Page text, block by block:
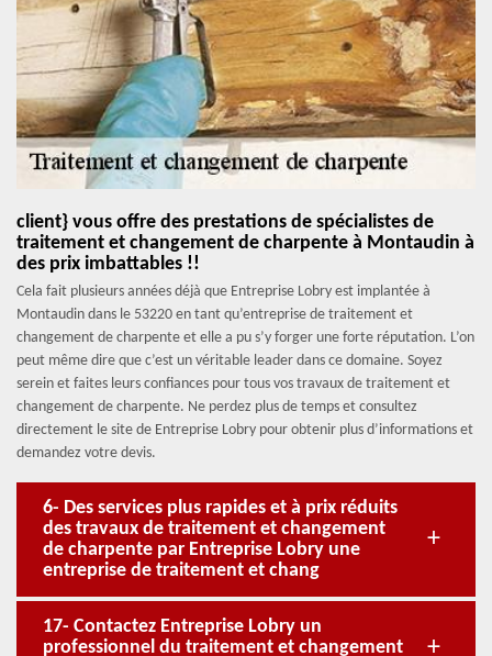
client} vous offre des prestations de spécialistes de
traitement et changement de charpente à Montaudin à
des prix imbattables !!
Cela fait plusieurs années déjà que Entreprise Lobry est implantée à
Montaudin dans le 53220 en tant qu’entreprise de traitement et
changement de charpente et elle a pu s’y forger une forte réputation. L’on
peut même dire que c’est un véritable leader dans ce domaine. Soyez
serein et faites leurs confiances pour tous vos travaux de traitement et
changement de charpente. Ne perdez plus de temps et consultez
directement le site de Entreprise Lobry pour obtenir plus d’informations et
demandez votre devis.
6- Des services plus rapides et à prix réduits
des travaux de traitement et changement
de charpente par Entreprise Lobry une
entreprise de traitement et chang
17- Contactez Entreprise Lobry un
professionnel du traitement et changement